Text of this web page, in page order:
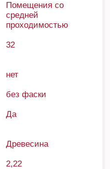
Помещения со
средней
проходимостью
32
нет
без фаски
Да
Древесина
2,22